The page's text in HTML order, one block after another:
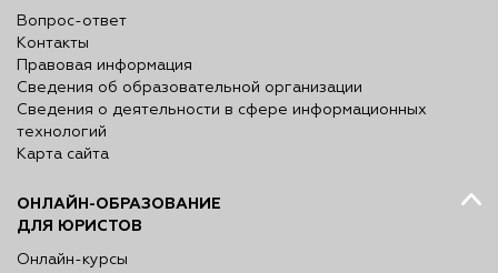
Вопрос-ответ
Контакты
Правовая информация
Сведения об образовательной организации
Сведения о деятельности в сфере информационных
технологий
Карта сайта
ОНЛАЙН-ОБРАЗОВАНИЕ
ДЛЯ ЮРИСТОВ
Онлайн-курсы